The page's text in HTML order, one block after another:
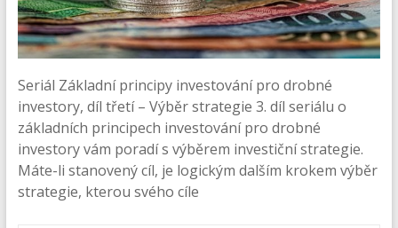
Seriál Základní principy investování pro drobné
investory, díl třetí – Výběr strategie 3. díl seriálu o
základních principech investování pro drobné
investory vám poradí s výběrem investiční strategie.
Máte-li stanovený cíl, je logickým dalším krokem výběr
strategie, kterou svého cíle